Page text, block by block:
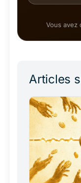
Vous avez
Articles